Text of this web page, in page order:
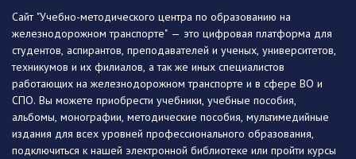
Сайт "Учебно-методического центра по образованию на
железнодорожном транспорте" — это цифровая платформа для
студентов, аспирантов, преподавателей и ученых, университетов,
техникумов и их филиалов, а так же иных специалистов
работающих на железнодорожном транспорте и в сфере ВО и
СПО. Вы можете приобрести учебники, учебные пособия,
альбомы, монографии, методические пособия, мультимедийные
издания для всех уровней профессионального образования,
подключиться к нашей электронной библиотеке или пройти курсы